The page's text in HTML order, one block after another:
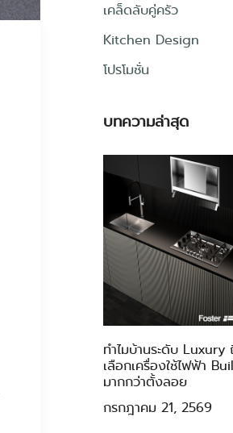
เคล็ดลับคู่ครัว
Kitchen Design
โปรโมชั่น
บทความล่าสุด
ทำไมบ้านระดับ Luxury
เลือกเครื่องใช้ไฟฟ้า
มากกว่าตั้งลอย
กรกฎาคม 21, 2569